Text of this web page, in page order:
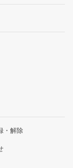
・解除